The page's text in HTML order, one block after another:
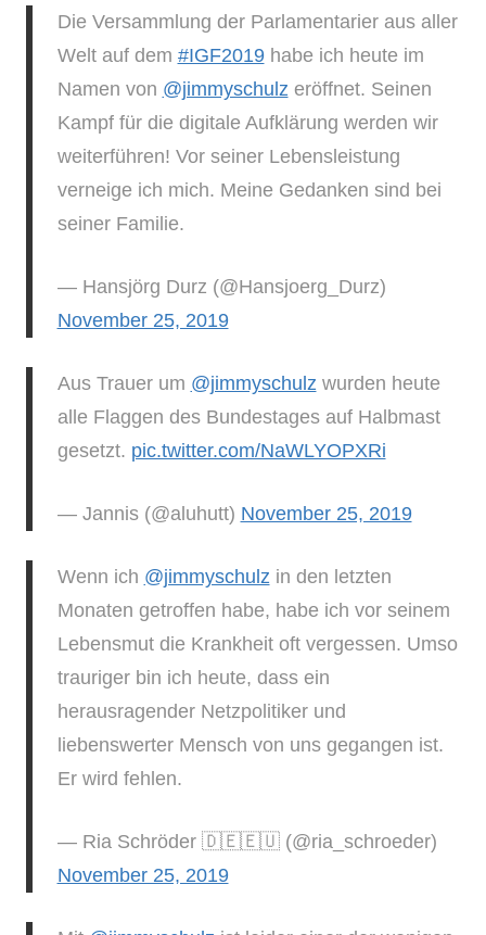
Die Versammlung der Parlamentarier aus aller
Welt auf dem #IGF2019habe ich heute im
Namen von @jimmyschulz eröffnet. Seinen
Kampf für die digitale Aufklärung werden wir
weiterführen! Vor seiner Lebensleistung
verneige ich mich. Meine Gedanken sind bei
seiner Familie.
— Hansjörg Durz (@Hansjoerg_Durz)
November 25, 2019
Aus Trauer um @jimmyschulz wurden heute
alle Flaggen des Bundestages auf Halbmast
gesetzt. pic.twitter.com/NaWLYOPXRi
— Jannis (@aluhutt) November 25, 2019
Wenn ich @jimmyschulz in den letzten
Monaten getroffen habe, habe ich vor seinem
Lebensmut die Krankheit oft vergessen. Umso
trauriger bin ich heute, dass ein
herausragender Netzpolitiker und
liebenswerter Mensch von uns gegangen ist.
Er wird fehlen.
— Ria Schröder 🇩🇪🇪🇺 (@ria_schroeder)
November 25, 2019